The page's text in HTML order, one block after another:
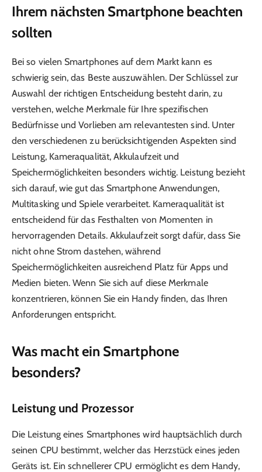
Ihrem nächsten Smartphone beachten
sollten
Bei so vielen Smartphones auf dem Markt kann es
schwierig sein, das Beste auszuwählen. Der Schlüssel zur
Auswahl der richtigen Entscheidung besteht darin, zu
verstehen, welche Merkmale für Ihre spezifischen
Bedürfnisse und Vorlieben am relevantesten sind. Unter
den verschiedenen zu berücksichtigenden Aspekten sind
Leistung, Kameraqualität, Akkulaufzeit und
Speichermöglichkeiten besonders wichtig. Leistung bezieht
sich darauf, wie gut das Smartphone Anwendungen,
Multitasking und Spiele verarbeitet. Kameraqualität ist
entscheidend für das Festhalten von Momenten in
hervorragenden Details. Akkulaufzeit sorgt dafür, dass Sie
nicht ohne Strom dastehen, während
Speichermöglichkeiten ausreichend Platz für Apps und
Medien bieten. Wenn Sie sich auf diese Merkmale
konzentrieren, können Sie ein Handy finden, das Ihren
Anforderungen entspricht.
Was macht ein Smartphone
besonders?
Leistung und Prozessor
Die Leistung eines Smartphones wird hauptsächlich durch
seinen CPU bestimmt, welcher das Herzstück eines jeden
Geräts ist. Ein schnellerer CPU ermöglicht es dem Handy,